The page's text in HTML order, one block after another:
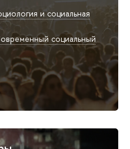
и социальная
социальный